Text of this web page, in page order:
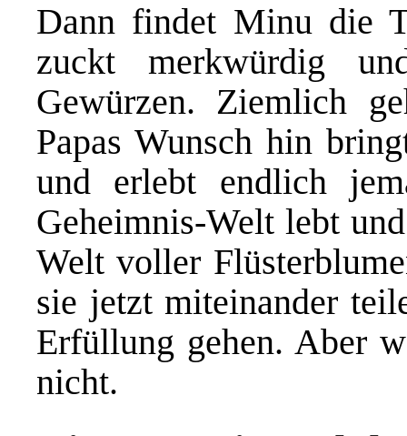
Dann findet Minu die
zuckt merkwürdig
Gewürzen. Ziemlich
Papas Wunsch hin
und erlebt endlich
Geheimnis-Welt lebt
Welt voller
sie jetzt miteinander
Erfüllung gehen. Aber
nicht.